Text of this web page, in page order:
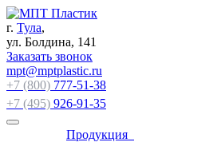
г. Тула,
ул. Болдина, 141
Заказать звонок
mpt@mptplastic.ru
+7 (800) 777-51-38
+7 (495) 926-91-35
Продукция